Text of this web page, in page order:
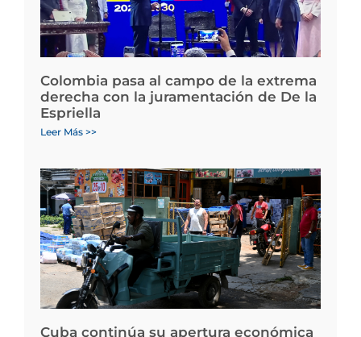
Colombia pasa al campo de la extrema
derecha con la juramentación de De la
Espriella
Leer Más >>
Cuba continúa su apertura económica